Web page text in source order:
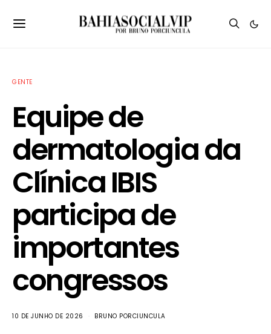
GENTE
Equipe de
dermatologia da
Clínica IBIS
participa de
importantes
congressos
10 DE JUNHO DE 2026 BRUNO PORCIUNCULA